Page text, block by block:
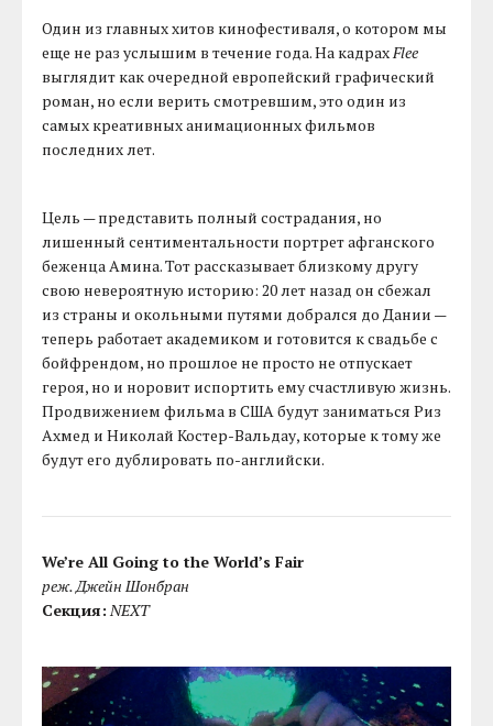
Один из главных хитов кинофестиваля, о котором мы
еще не раз услышим в течение года. На кадрахFlee
выглядит как очередной европейский графический
роман, но если верить смотревшим, это один из
самых креативных анимационных фильмов
последних лет.
Цель — представить полный сострадания, но
лишенный сентиментальности портрет афганского
беженца Амина. Тот рассказывает близкому другу
свою невероятную историю: 20 лет назад он сбежал
из страны и окольными путями добрался до Дании —
теперь работает академиком и готовится к свадьбе с
бойфрендом, но прошлое не просто не отпускает
героя, но и норовит испортить ему счастливую жизнь.
Продвижением фильма в США будут заниматься Риз
Ахмед и Николай Костер-Вальдау, которые к тому же
будут его дублировать по-английски.
We’re All Going to the World’s Fair
реж. Джейн Шонбран
Секция: NEXT